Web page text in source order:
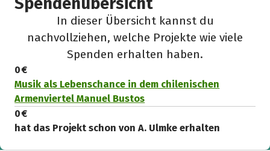
In dieser Übersicht kannst du
nachvollziehen, welche Projekte wie viele
Spenden erhalten haben.
0 €
Musik als Lebenschance in dem chilenischen
Armenviertel Manuel Bustos
0 €
hat das Projekt schon von A. Ulmke erhalten